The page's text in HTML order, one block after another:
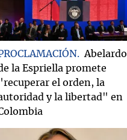
Abelardo
la Espriella promete
el orden, la
y la libertad" en